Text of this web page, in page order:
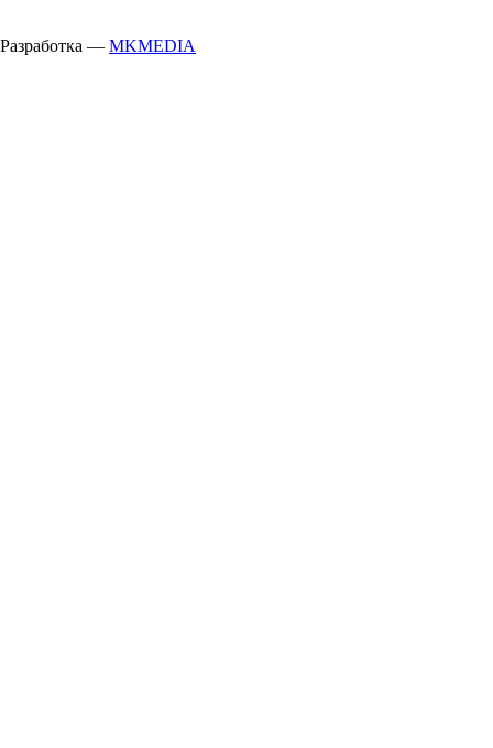
Разработка — MKMEDIA